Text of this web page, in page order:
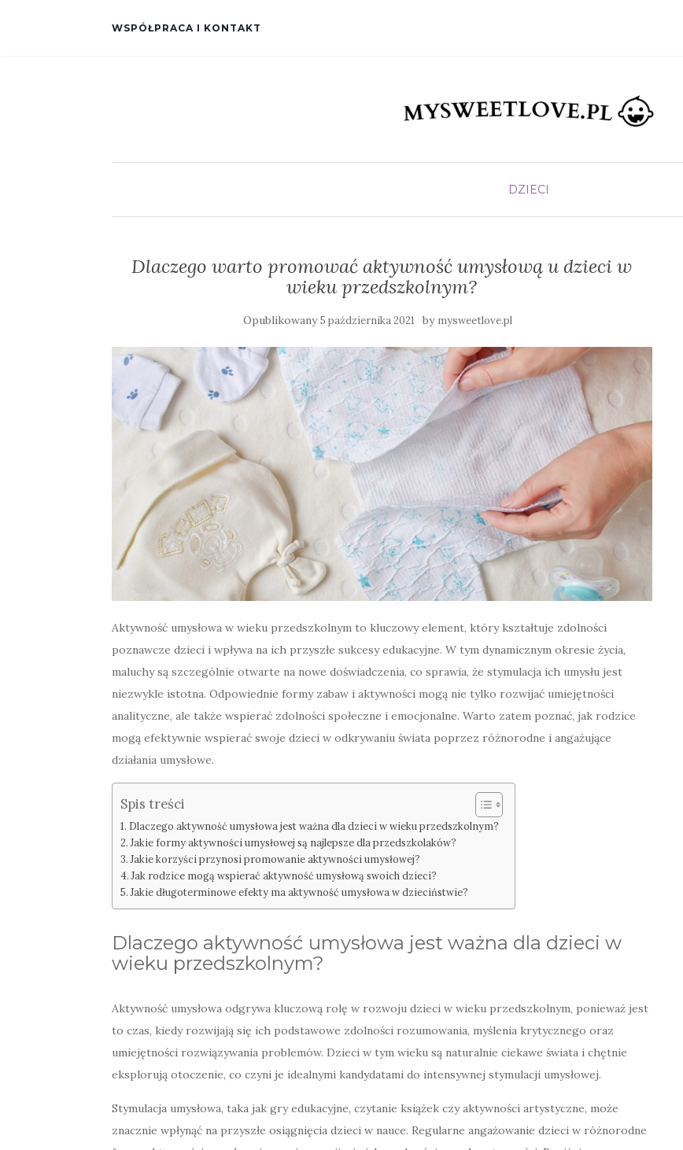
WSPÓŁPRACA I KONTAKT
DZIECI
Dlaczego warto promować aktywność umysłową u dzieci w
wieku przedszkolnym?
Opublikowany5 października 2021 by mysweetlove.pl
Aktywność umysłowa w wieku przedszkolnym to kluczowy element, który kształtuje zdolności
poznawcze dzieci i wpływa na ich przyszłe sukcesy edukacyjne. W tym dynamicznym okresie życia,
maluchy są szczególnie otwarte na nowe doświadczenia, co sprawia, że stymulacja ich umysłu jest
niezwykle istotna. Odpowiednie formy zabaw i aktywności mogą nie tylko rozwijać umiejętności
analityczne, ale także wspierać zdolności społeczne i emocjonalne. Warto zatem poznać, jak rodzice
mogą efektywnie wspierać swoje dzieci w odkrywaniu świata poprzez różnorodne i angażujące
działania umysłowe.
Spis treści
Dlaczego aktywność umysłowa jest ważna dla dzieci w wieku przedszkolnym?
Jakie formy aktywności umysłowej są najlepsze dla przedszkolaków?
Jakie korzyści przynosi promowanie aktywności umysłowej?
Jak rodzice mogą wspierać aktywność umysłową swoich dzieci?
Jakie długoterminowe efekty ma aktywność umysłowa w dzieciństwie?
Dlaczego aktywność umysłowa jest ważna dla dzieci w
wieku przedszkolnym?
Aktywność umysłowa odgrywa kluczową rolę w rozwoju dzieci w wieku przedszkolnym, ponieważ jest
to czas, kiedy rozwijają się ich podstawowe zdolności rozumowania, myślenia krytycznego oraz
umiejętności rozwiązywania problemów. Dzieci w tym wieku są naturalnie ciekawe świata i chętnie
eksplorują otoczenie, co czyni je idealnymi kandydatami do intensywnej stymulacji umysłowej.
Stymulacja umysłowa, taka jak gry edukacyjne, czytanie książek czy aktywności artystyczne, może
znacznie wpłynąć na przyszłe osiągnięcia dzieci w nauce. Regularne angażowanie dzieci w różnorodne